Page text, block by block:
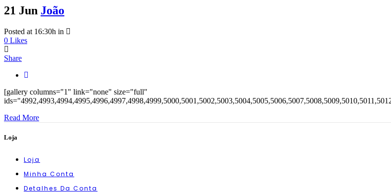
21 Jun João
Posted at 16:30h in
0 Likes
Share
[gallery columns="1" link="none" size="full"
Read More
Loja
Loja
Minha Conta
Detalhes Da Conta